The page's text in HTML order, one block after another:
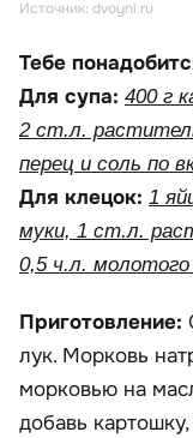
Источник: dvoyni.ru
Тебе
Для супа: 400 г
2 ст.л.
перец и соль по
Для клецок: 1
муки, 1 ст.л.
0,5 ч.л. молотого
Приготовление:
лук. Морковь
морковью на
добавь